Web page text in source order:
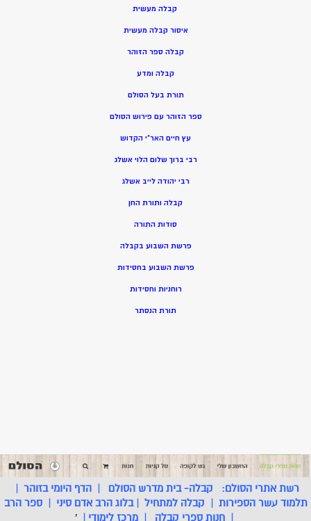
קבלה מעשית
איסור קבלה מעשית
קבלה ספר הזוהר
קבלה ומדע
תורת בעל הסולם
ספר הזוהר עם פירוש הסולם
עץ חיים האר”י הקדוש
רבי ברוך שלום הלוי אשלג
רבי יהודה לייב אשלג
קבלה ותורת החן
סודות התורה
פרשת השבוע בקבלה
פרשת השבוע בחסידות
רוחניות וחסידות
תורת הנסתר
רשת אתרי הסולם: קבלה- בית מדרש הסולם |הדף היומי בזוהר |
תלמוד עשר הספירות | קבלה למתחיל |בלוג הרב אדם סיני |ספר הרב
| חנות ספרי קבלה | מרכז לימודי |
'